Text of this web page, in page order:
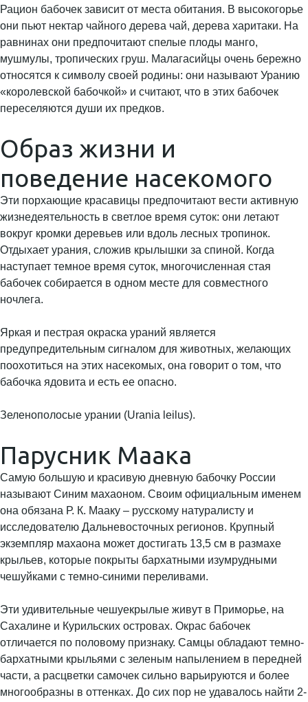
Рацион бабочек зависит от места обитания. В высокогорье
они пьют нектар чайного дерева чай, дерева харитаки. На
равнинах они предпочитают спелые плоды манго,
мушмулы, тропических груш. Малагасийцы очень бережно
относятся к символу своей родины: они называют Уранию
«королевской бабочкой» и считают, что в этих бабочек
переселяются души их предков.
Образ жизни и
поведение насекомого
Эти порхающие красавицы предпочитают вести активную
жизнедеятельность в светлое время суток: они летают
вокруг кромки деревьев или вдоль лесных тропинок.
Отдыхает урания, сложив крылышки за спиной. Когда
наступает темное время суток, многочисленная стая
бабочек собирается в одном месте для совместного
ночлега.
Яркая и пестрая окраска ураний является
предупредительным сигналом для животных, желающих
поохотиться на этих насекомых, она говорит о том, что
бабочка ядовита и есть ее опасно.
Зеленополосые урании (Urania leilus).
Парусник Маака
Самую большую и красивую дневную бабочку России
называют Синим махаоном. Своим официальным именем
она обязана Р. К. Мааку – русскому натуралисту и
исследователю Дальневосточных регионов. Крупный
экземпляр махаона может достигать 13,5 см в размахе
крыльев, которые покрыты бархатными изумрудными
чешуйками с темно-синими переливами.
Эти удивительные чешуекрылые живут в Приморье, на
Сахалине и Курильских островах. Окрас бабочек
отличается по половому признаку. Самцы обладают темно-
бархатными крыльями с зеленым напылением в передней
части, а расцветки самочек сильно варьируются и более
многообразны в оттенках. До сих пор не удавалось найти 2-